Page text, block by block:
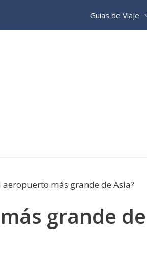
Guias de Viaje
aeropuerto más grande de Asia?
grande de